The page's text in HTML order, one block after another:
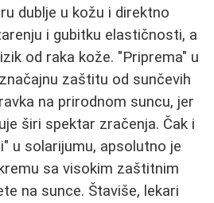
dublje u kožu i direktno
i gubitku elastičnosti, a
od raka kože. "Priprema" u
zaštitu od sunčevih
na prirodnom suncu, jer
širi spektar zračenja. Čak i
u solarijumu, apsolutno je
sa visokim zaštitnim
na sunce. Štaviše, lekari